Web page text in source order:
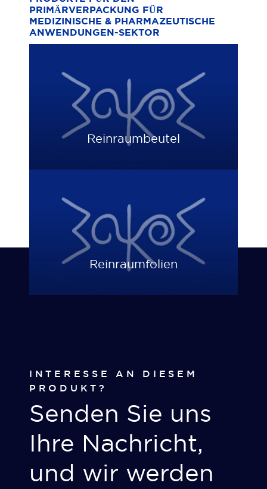
PRIMÄRVERPACKUNG FÜR
MEDIZINISCHE & PHARMAZEUTISCHE
ANWENDUNGEN-SEKTOR
Reinraumbeutel
Reinraumfolien
INTERESSE AN DIESEM
PRODUKT?
Senden Sie uns
Ihre Nachricht,
und wir werden